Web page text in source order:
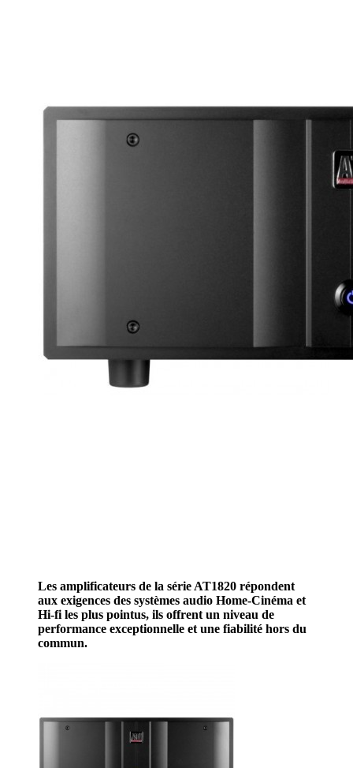
Les amplificateurs de la série AT1820 répondent
aux exigences des systèmes audio Home-Cinéma et
Hi-fi les plus pointus, ils offrent un niveau de
performance exceptionnelle et une fiabilité hors du
commun.